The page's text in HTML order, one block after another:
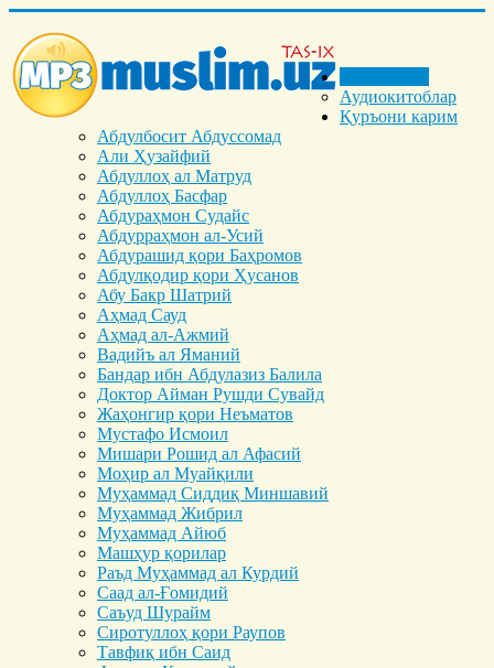
Аудиокитоблар
Қуръони карим
Абдулбосит Абдуссомад
Али Ҳузайфий
Абдуллоҳ ал Матруд
Абдуллоҳ Басфар
Абдураҳмон Судайс
Абдурраҳмон ал-Усий
Абдурашид қори Баҳромов
Абдулқодир қори Ҳусанов
Абу Бакр Шатрий
Аҳмад Сауд
Аҳмад ал-Ажмий
Вадийъ ал Яманий
Бандар ибн Абдулазиз Балила
Доктор Айман Рушди Сувайд
Жаҳонгир қори Неъматов
Мустафо Исмоил
Мишари Рошид ал Афасий
Моҳир ал Муайқили
Муҳаммад Cиддиқ Миншавий
Муҳаммад Жибрил
Муҳаммад Айюб
Машҳур қорилар
Раъд Муҳаммад ал Курдий
Саад ал-Ғомидий
Саъуд Шурайм
Сиротуллоҳ қори Раупов
Тавфиқ ибн Саид